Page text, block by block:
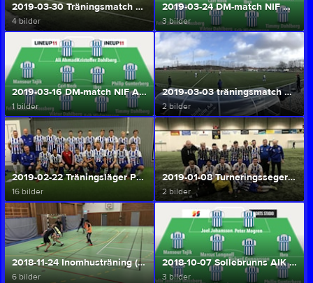
2019-03-30 Träningsmatch NIF A - Arentorp/Helås (Herr A/U)
4 bilder
2019-03-24 DM-match NIF A - IFK Hjo (Herr A/U)
3 bilder
2019-03-16 DM-match NIF A - Limmareds IF (Herr A/U)
1 bilder
2019-03-03 träningsmatch NIF A - FC Corner (Herr A/U)
2 bilder
2019-02-22 Träningsläger Prioritet Serneke Arena (Herr A/U)
16 bilder
2019-01-08 Turneringsseger Varaalliansen 2019 (Herr A/U)
2 bilder
2018-11-24 Inomhusträning (Herr A/U)
6 bilder
2018-10-07 Sollebrunns AIK - NIF herr A (Herr A/U)
3 bilder